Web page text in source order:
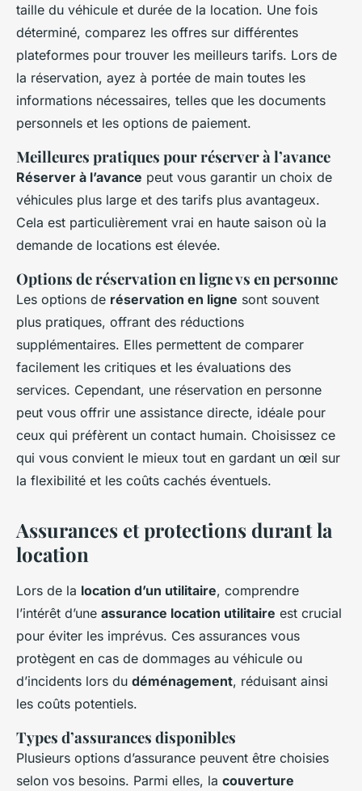
taille du véhicule et durée de la location. Une fois
déterminé, comparez les offres sur différentes
plateformes pour trouver les meilleurs tarifs. Lors de
la réservation, ayez à portée de main toutes les
informations nécessaires, telles que les documents
personnels et les options de paiement.
Meilleures pratiques pour réserver à l’avance
Réserver à l’avance peut vous garantir un choix de
véhicules plus large et des tarifs plus avantageux.
Cela est particulièrement vrai en haute saison où la
demande de locations est élevée.
Options de réservation en ligne vs en personne
Les options de réservation en ligne sont souvent
plus pratiques, offrant des réductions
supplémentaires. Elles permettent de comparer
facilement les critiques et les évaluations des
services. Cependant, une réservation en personne
peut vous offrir une assistance directe, idéale pour
ceux qui préfèrent un contact humain. Choisissez ce
qui vous convient le mieux tout en gardant un œil sur
la flexibilité et les coûts cachés éventuels.
Assurances et protections durant la
location
Lors de la location d’un utilitaire, comprendre
l’intérêt d’une assurance location utilitaire est crucial
pour éviter les imprévus. Ces assurances vous
protègent en cas de dommages au véhicule ou
d’incidents lors du déménagement, réduisant ainsi
les coûts potentiels.
Types d’assurances disponibles
Plusieurs options d’assurance peuvent être choisies
selon vos besoins. Parmi elles, la couverture